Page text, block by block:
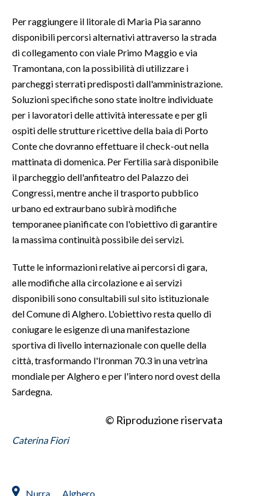
Per raggiungere il litorale di Maria Pia saranno
disponibili percorsi alternativi attraverso la strada
di collegamento con viale Primo Maggio e via
Tramontana, con la possibilità di utilizzare i
parcheggi sterrati predisposti dall'amministrazione.
Soluzioni specifiche sono state inoltre individuate
per i lavoratori delle attività interessate e per gli
ospiti delle strutture ricettive della baia di Porto
Conte che dovranno effettuare il check-out nella
mattinata di domenica. Per Fertilia sarà disponibile
il parcheggio dell'anfiteatro del Palazzo dei
Congressi, mentre anche il trasporto pubblico
urbano ed extraurbano subirà modifiche
temporanee pianificate con l'obiettivo di garantire
la massima continuità possibile dei servizi.
Tutte le informazioni relative ai percorsi di gara,
alle modifiche alla circolazione e ai servizi
disponibili sono consultabili sul sito istituzionale
del Comune di Alghero. L'obiettivo resta quello di
coniugare le esigenze di una manifestazione
sportiva di livello internazionale con quelle della
città, trasformando l'Ironman 70.3 in una vetrina
mondiale per Alghero e per l'intero nord ovest della
Sardegna.
© Riproduzione riservata
Caterina Fiori
Nurra Alghero